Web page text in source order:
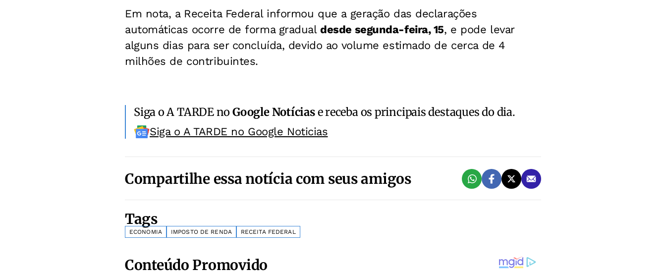
Em nota, a Receita Federal informou que a geração das declarações
automáticas ocorre de forma gradualdesde segunda-feira, 15, e pode levar
alguns dias para ser concluída, devido ao volume estimado de cerca de 4
milhões de contribuintes.
Siga o A TARDE noGoogle Notíciase receba os principais destaques do dia.
Siga o A TARDE no Google Noticias
Compartilhe essa notícia com seus amigos
Tags
ECONOMIA IMPOSTO DE RENDA RECEITA FEDERAL